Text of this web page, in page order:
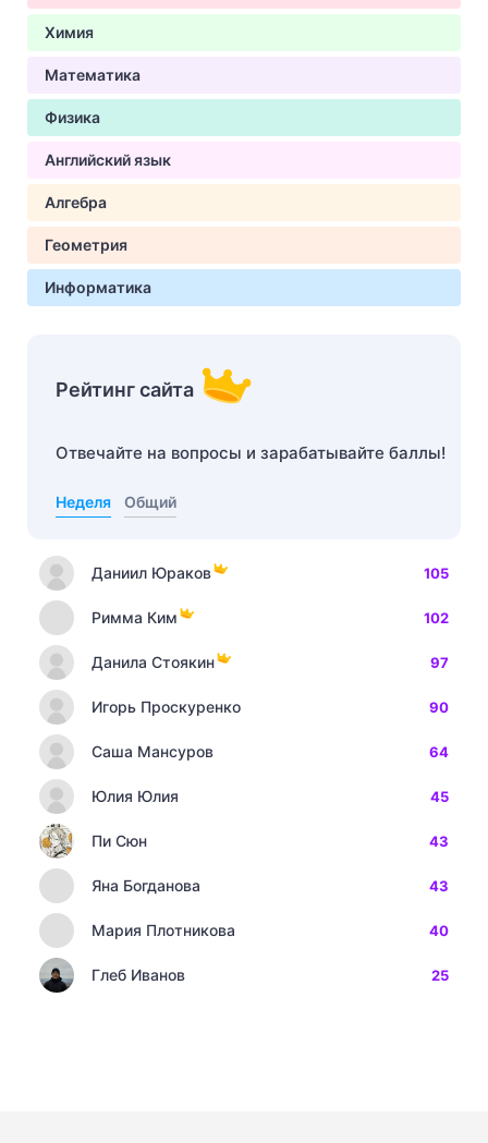
Химия
Математика
Физика
Английский язык
Алгебра
Геометрия
Информатика
Рейтинг сайта
Отвечайте на вопросы и зарабатывайте баллы!
Неделя Общий
Даниил Юраков 105
Римма Ким 102
Данила Стоякин 97
Игорь Проскуренко 90
Саша Мансуров 64
Юлия Юлия 45
Пи Сюн 43
Яна Богданова 43
Мария Плотникова 40
Глеб Иванов 25